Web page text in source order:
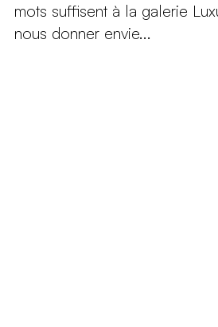
mots suffisent à la galerie
nous donner envie...